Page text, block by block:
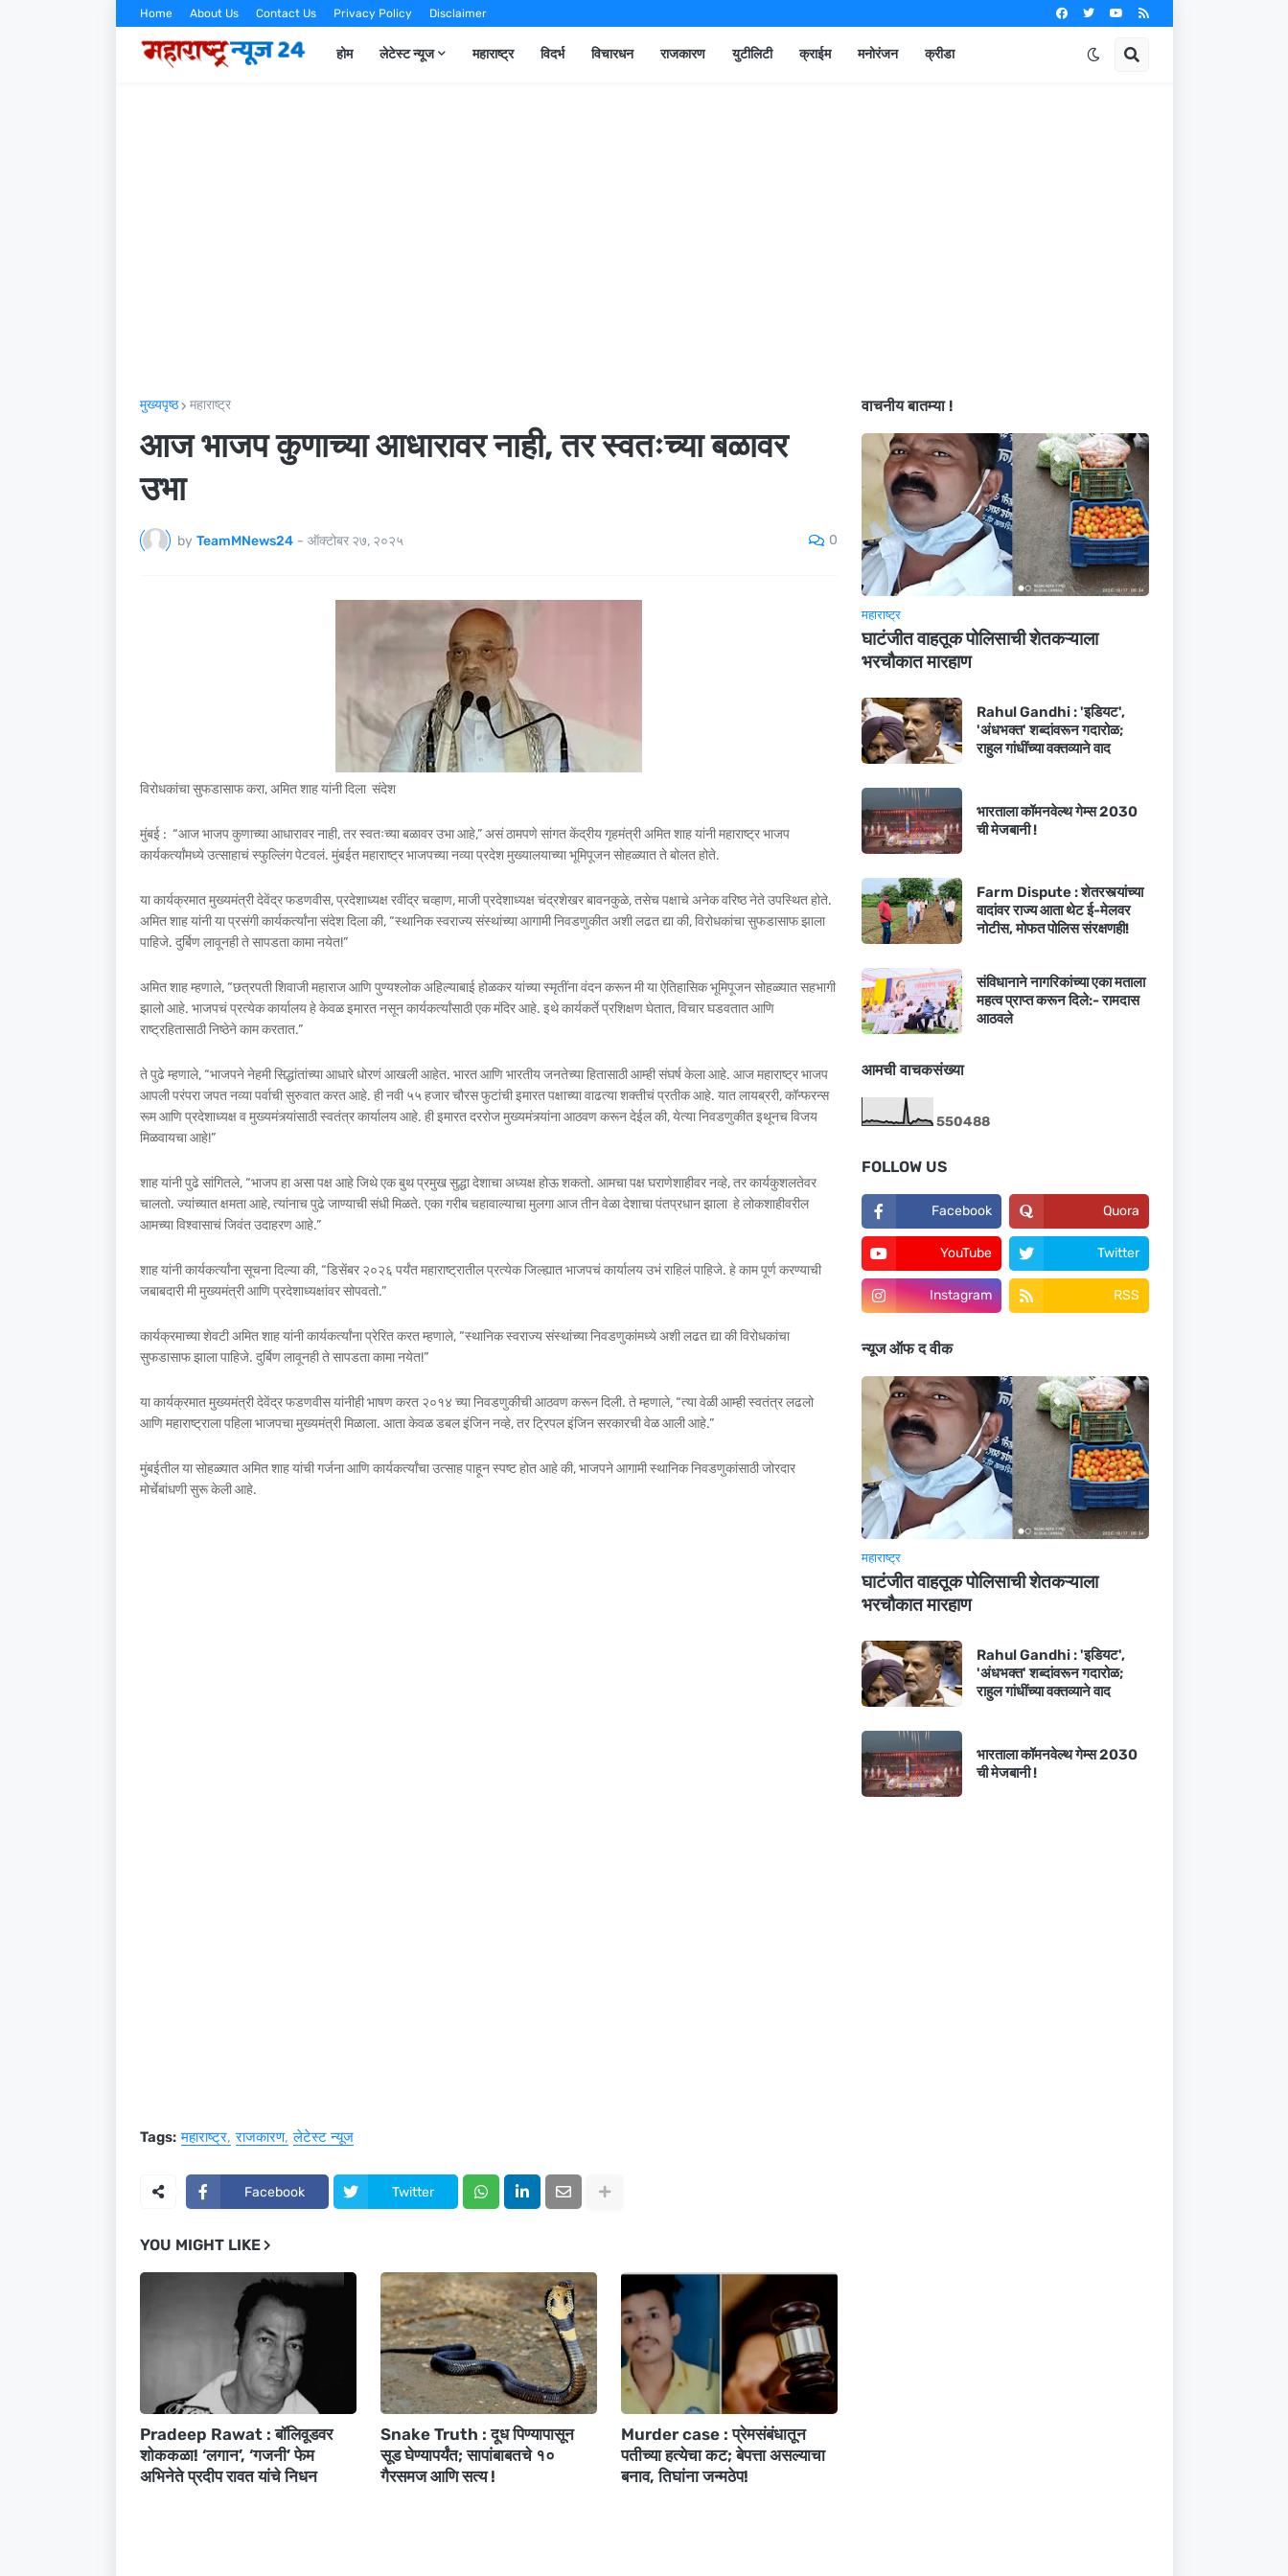
Home About Us Contact Us Privacy Policy Disclaimer
होम लेटेस्ट न्यूज महाराष्ट्र विदर्भ विचारधन राजकारण युटीलिटी क्राईम मनोरंजन क्रीडा
मुख्यपृष्ठ महाराष्ट्र
आज भाजप कुणाच्या आधारावर नाही, तर स्वतःच्या बळावर
उभा
by TeamMNews24 - ऑक्टोबर २७, २०२५ 0
विरोधकांचा सुफडासाफ करा, अमित शाह यांनी दिला संदेश
मुंबई : “आज भाजप कुणाच्या आधारावर नाही, तर स्वतःच्या बळावर उभा आहे,” असं ठामपणे सांगत केंद्रीय गृहमंत्री अमित शाह यांनी महाराष्ट्र भाजप
कार्यकर्त्यांमध्ये उत्साहाचं स्फुल्लिंग पेटवलं. मुंबईत महाराष्ट्र भाजपच्या नव्या प्रदेश मुख्यालयाच्या भूमिपूजन सोहळ्यात ते बोलत होते.
या कार्यक्रमात मुख्यमंत्री देवेंद्र फडणवीस, प्रदेशाध्यक्ष रवींद्र चव्हाण, माजी प्रदेशाध्यक्ष चंद्रशेखर बावनकुळे, तसेच पक्षाचे अनेक वरिष्ठ नेते उपस्थित होते.
अमित शाह यांनी या प्रसंगी कार्यकर्त्यांना संदेश दिला की, “स्थानिक स्वराज्य संस्थांच्या आगामी निवडणुकीत अशी लढत द्या की, विरोधकांचा सुफडासाफ झाला
पाहिजे. दुर्बिण लावूनही ते सापडता कामा नयेत!”
अमित शाह म्हणाले, “छत्रपती शिवाजी महाराज आणि पुण्यश्लोक अहिल्याबाई होळकर यांच्या स्मृतींना वंदन करून मी या ऐतिहासिक भूमिपूजन सोहळ्यात सहभागी
झालो आहे. भाजपचं प्रत्येक कार्यालय हे केवळ इमारत नसून कार्यकर्त्यांसाठी एक मंदिर आहे. इथे कार्यकर्ते प्रशिक्षण घेतात, विचार घडवतात आणि
राष्ट्रहितासाठी निष्ठेने काम करतात.”
ते पुढे म्हणाले, “भाजपने नेहमी सिद्धांतांच्या आधारे धोरणं आखली आहेत. भारत आणि भारतीय जनतेच्या हितासाठी आम्ही संघर्ष केला आहे. आज महाराष्ट्र भाजप
आपली परंपरा जपत नव्या पर्वाची सुरुवात करत आहे. ही नवी ५५ हजार चौरस फुटांची इमारत पक्षाच्या वाढत्या शक्तीचं प्रतीक आहे. यात लायब्ररी, कॉन्फरन्स
रूम आणि प्रदेशाध्यक्ष व मुख्यमंत्र्यांसाठी स्वतंत्र कार्यालय आहे. ही इमारत दररोज मुख्यमंत्र्यांना आठवण करून देईल की, येत्या निवडणुकीत इथूनच विजय
मिळवायचा आहे!”
शाह यांनी पुढे सांगितले, “भाजप हा असा पक्ष आहे जिथे एक बुथ प्रमुख सुद्धा देशाचा अध्यक्ष होऊ शकतो. आमचा पक्ष घराणेशाहीवर नव्हे, तर कार्यकुशलतेवर
चालतो. ज्यांच्यात क्षमता आहे, त्यांनाच पुढे जाण्याची संधी मिळते. एका गरीब चहावाल्याचा मुलगा आज तीन वेळा देशाचा पंतप्रधान झाला हे लोकशाहीवरील
आमच्या विश्वासाचं जिवंत उदाहरण आहे.”
शाह यांनी कार्यकर्त्यांना सूचना दिल्या की, “डिसेंबर २०२६ पर्यंत महाराष्ट्रातील प्रत्येक जिल्ह्यात भाजपचं कार्यालय उभं राहिलं पाहिजे. हे काम पूर्ण करण्याची
जबाबदारी मी मुख्यमंत्री आणि प्रदेशाध्यक्षांवर सोपवतो.”
कार्यक्रमाच्या शेवटी अमित शाह यांनी कार्यकर्त्यांना प्रेरित करत म्हणाले, “स्थानिक स्वराज्य संस्थांच्या निवडणुकांमध्ये अशी लढत द्या की विरोधकांचा
सुफडासाफ झाला पाहिजे. दुर्बिण लावूनही ते सापडता कामा नयेत!”
या कार्यक्रमात मुख्यमंत्री देवेंद्र फडणवीस यांनीही भाषण करत २०१४ च्या निवडणुकीची आठवण करून दिली. ते म्हणाले, “त्या वेळी आम्ही स्वतंत्र लढलो
आणि महाराष्ट्राला पहिला भाजपचा मुख्यमंत्री मिळाला. आता केवळ डबल इंजिन नव्हे, तर ट्रिपल इंजिन सरकारची वेळ आली आहे.”
मुंबईतील या सोहळ्यात अमित शाह यांची गर्जना आणि कार्यकर्त्यांचा उत्साह पाहून स्पष्ट होत आहे की, भाजपने आगामी स्थानिक निवडणुकांसाठी जोरदार
मोर्चेबांधणी सुरू केली आहे.
Tags: महाराष्ट्र राजकारण लेटेस्ट न्यूज
Facebook Twitter
YOU MIGHT LIKE
Pradeep Rawat : बॉलिवूडवर
शोककळा! ‘लगान’, ‘गजनी’ फेम
अभिनेते प्रदीप रावत यांचे निधन
Snake Truth : दूध पिण्यापासून
सूड घेण्यापर्यंत; सापांबाबतचे १०
गैरसमज आणि सत्य !
Murder case : प्रेमसंबंधातून
पतीच्या हत्येचा कट; बेपत्ता असल्याचा
बनाव, तिघांना जन्मठेप!
वाचनीय बातम्या !
महाराष्ट्र
घाटंजीत वाहतूक पोलिसाची शेतकऱ्याला
भरचौकात मारहाण
Rahul Gandhi : 'इडियट',
'अंधभक्त' शब्दांवरून गदारोळ;
राहुल गांधींच्या वक्तव्याने वाद
भारताला कॉमनवेल्थ गेम्स 2030
ची मेजबानी !
Farm Dispute : शेतरस्त्यांच्या
वादांवर राज्य आता थेट ई-मेलवर
नोटीस, मोफत पोलिस संरक्षणही!
संविधानाने नागरिकांच्या एका मताला
महत्व प्राप्त करून दिले:- रामदास
आठवले
आमची वाचकसंख्या
550488
FOLLOW US
Facebook Quora
YouTube Twitter
Instagram RSS
न्यूज ऑफ द वीक
महाराष्ट्र
घाटंजीत वाहतूक पोलिसाची शेतकऱ्याला
भरचौकात मारहाण
Rahul Gandhi : 'इडियट',
'अंधभक्त' शब्दांवरून गदारोळ;
राहुल गांधींच्या वक्तव्याने वाद
भारताला कॉमनवेल्थ गेम्स 2030
ची मेजबानी !